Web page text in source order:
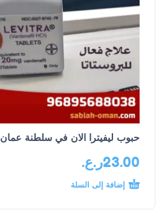
حبوب ليفيترا الان في سلطنة عمان
23.00ر.ع.
إضافة إلى السلة